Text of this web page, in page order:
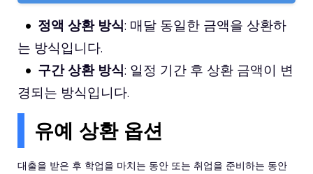
정액 상환 방식: 매달 동일한 금액을 상환하
는 방식입니다.
구간 상환 방식: 일정 기간 후 상환 금액이 변
경되는 방식입니다.
유예 상환 옵션
대출을 받은 후 학업을 마치는 동안 또는 취업을 준비하는 동안